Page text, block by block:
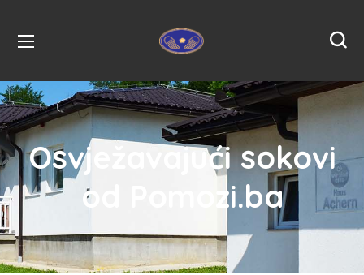
Osvježavajući sokovi
od Pomozi.ba